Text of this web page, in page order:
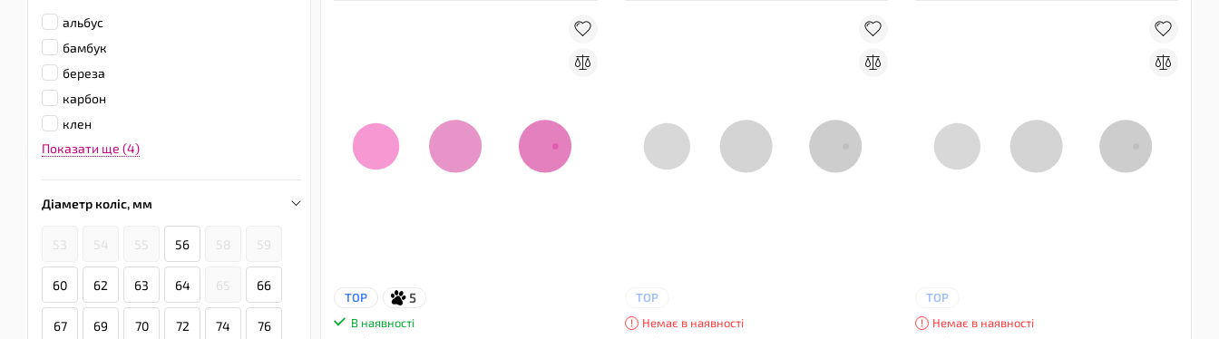
TOP 5
В наявності
TOP
Немає в наявності
TOP
Немає в наявності
альбус
бамбук
береза
карбон
клен
Показати ще (4)
Діаметр коліс, мм
53 54 55 56 58 59
60 62 63 64 65 66
67 69 70 72 74 76